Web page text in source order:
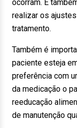
ocorram. E
realizar os
tratamento.
Também é
paciente esteja
preferência com
da medicação o
reeducação
de manutenção